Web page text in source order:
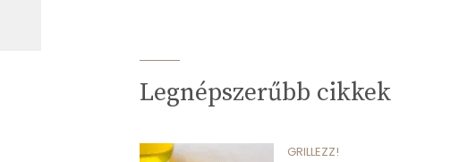
Legnépszerűbb cikkek
GRILLEZZ!